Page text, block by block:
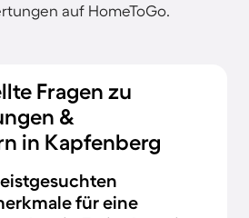
auf HomeToGo.
Fragen zu
&
in Kapfenberg
für eine